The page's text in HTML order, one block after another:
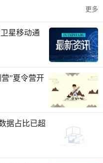
更多
星移动通
”夏令营开
据占比已超